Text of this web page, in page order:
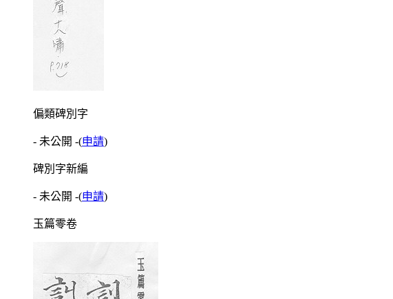
偏類碑別字
- 未公開 -(申請)
碑別字新編
- 未公開 -(申請)
玉篇零卷